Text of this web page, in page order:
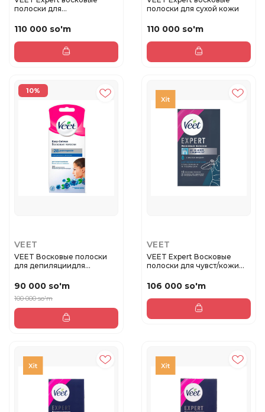
полоски для
110 000 so'm
полоски для сухой кожи
110 000 so'm
10%
VEET
VEET Восковые полоски
для депиляциидля
90 000 so'm
100 000 so'm
VEET
VEET Expert Восковые
полоски для чувст/кожи
106 000 so'm